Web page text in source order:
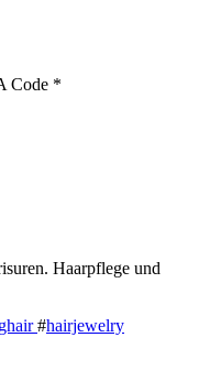
Code *
Haarpflege und
#hairjewelry